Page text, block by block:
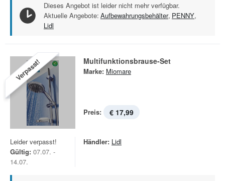
Dieses Angebot ist leider nicht mehr verfügbar.
Aktuelle Angebote: Aufbewahrungsbehälter, PENNY,
Lidl
Verpasst! Multifunktionsbrause-Set
Marke: Miomare
Preis: € 17,99
Leider verpasst!
Gültig: 07.07. -
14.07.
Händler: Lidl